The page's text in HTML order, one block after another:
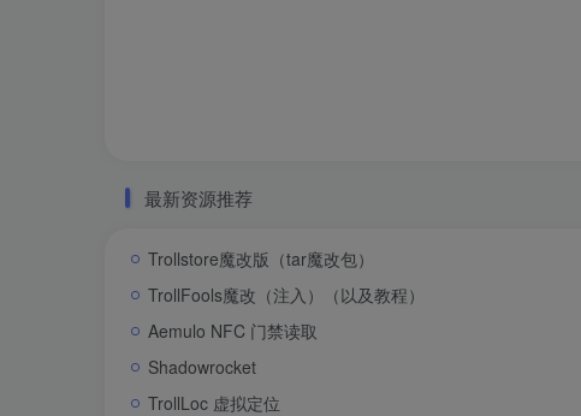
最新资源推荐
Trollstore魔改版（tar魔改包）
TrollFools魔改（注入）（以及教程）
Aemulo NFC 门禁读取
Shadowrocket
TrollLoc 虚拟定位